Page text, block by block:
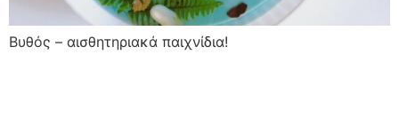
Βυθός – αισθητηριακά παιχνίδια!